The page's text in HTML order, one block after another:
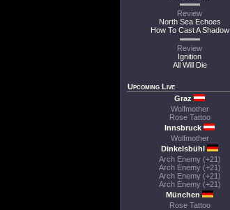
Review
North Sea Echoes
How To Cast A Shadow
Review
Ignition
All Will Die
Upcoming Live
Graz
Wolfmother
Rose Tattoo
Innsbruck
Wolfmother
Dinkelsbühl
Arch Enemy (+21)
Arch Enemy (+21)
Arch Enemy (+21)
Arch Enemy (+21)
München
Rose Tattoo